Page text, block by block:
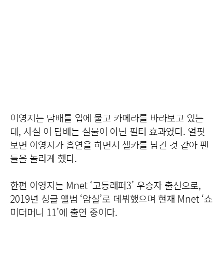
이영지는 담배를 입에 물고 카메라를 바라보고 있는
데, 사실 이 담배는 실물이 아닌 필터 효과였다. 얼핏
보면 이영지가 흡연을 하면서 셀카를 남긴 것 같아 팬
들을 놀라게 했다.
한편 이영지는 Mnet ‘고등래퍼3’ 우승자 출신으로,
2019년 싱글 앨범 ‘암실’로 데뷔했으며 현재 Mnet ‘쇼
미더머니 11’에 출연 중이다.